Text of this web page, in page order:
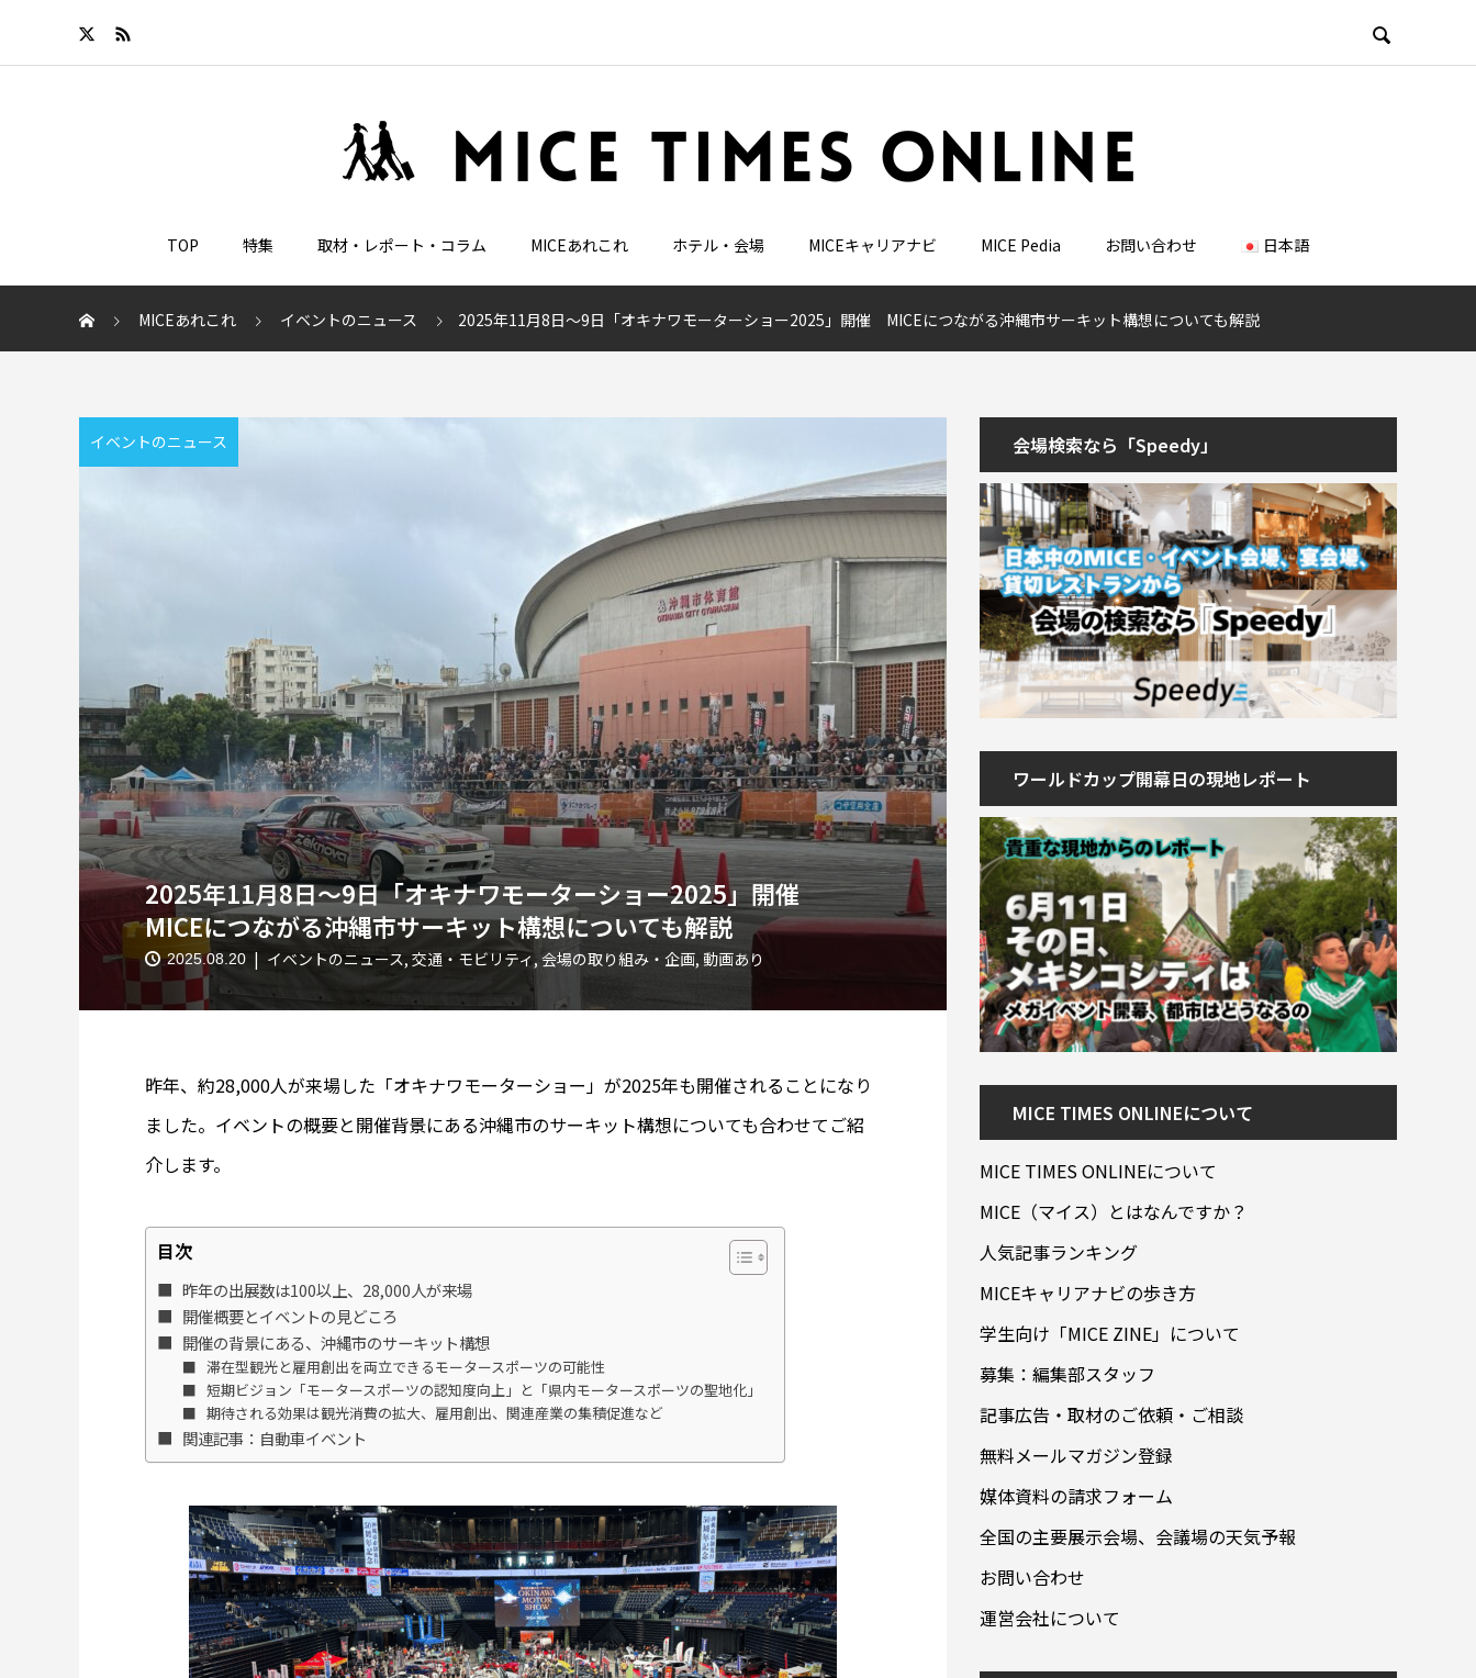

TOP 特集 取材・レポート・コラム MICEあれこれ ホテル・会場 MICEキャリアナビ MICE Pedia お問い合わせ 日本語
MICEあれこれ イベントのニュース 2025年11月8日～9日「オキナワモーターショー2025」開催 MICEにつながる沖縄市サーキット構想についても解説
イベントのニュース
2025年11月8日～9日「オキナワモーターショー2025」開催
MICEにつながる沖縄市サーキット構想についても解説
2025.08.20 イベントのニュース, 交通・モビリティ, 会場の取り組み・企画, 動画あり
昨年、約28,000人が来場した「オキナワモーターショー」が2025年も開催されることになり
ました。イベントの概要と開催背景にある沖縄市のサーキット構想についても合わせてご紹
介します。
目次
昨年の出展数は100以上、28,000人が来場
開催概要とイベントの見どころ
開催の背景にある、沖縄市のサーキット構想
滞在型観光と雇用創出を両立できるモータースポーツの可能性
短期ビジョン「モータースポーツの認知度向上」と「県内モータースポーツの聖地化」
期待される効果は観光消費の拡大、雇用創出、関連産業の集積促進など
関連記事：自動車イベント
会場検索なら「Speedy」
ワールドカップ開幕日の現地レポート
MICE TIMES ONLINEについて
MICE TIMES ONLINEについて
MICE（マイス）とはなんですか？
人気記事ランキング
MICEキャリアナビの歩き方
学生向け「MICE ZINE」について
募集：編集部スタッフ
記事広告・取材のご依頼・ご相談
無料メールマガジン登録
媒体資料の請求フォーム
全国の主要展示会場、会議場の天気予報
お問い合わせ
運営会社について